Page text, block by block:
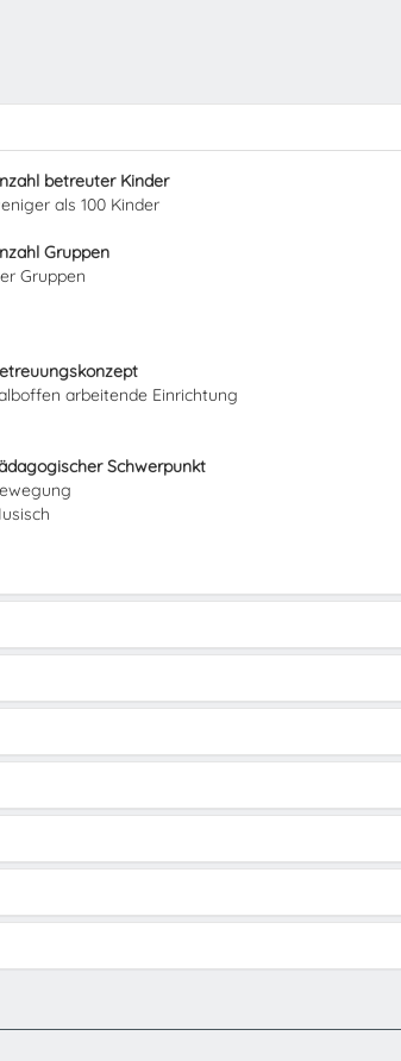
betreuter Kinder
als 100 Kinder
Gruppen
Gruppen
arbeitende Einrichtung
Schwerpunkt